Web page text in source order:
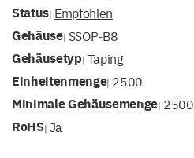
Status| Empfohlen
Gehäuse| SSOP-B8
Gehäusetyp| Taping
Einheitenmenge| 2500
Minimale Gehäusemenge| 2500
RoHS| Ja